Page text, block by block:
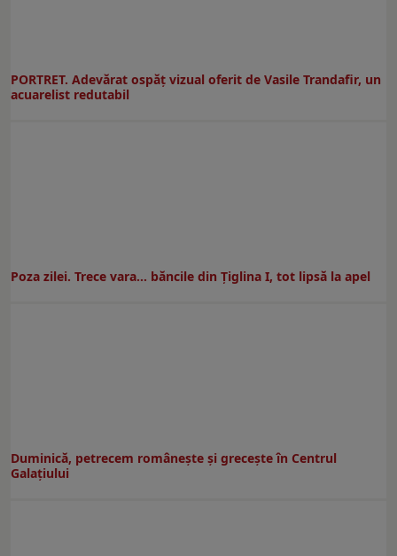
PORTRET. Adevărat ospăț vizual oferit de Vasile Trandafir, un
acuarelist redutabil
Poza zilei. Trece vara… băncile din Ţiglina I, tot lipsă la apel
Duminică, petrecem româneşte şi greceşte în Centrul
Galaţiului